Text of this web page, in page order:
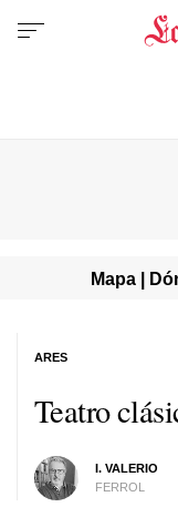
Mapa |
Teatro
I. VALERIO
FERROL
ARES